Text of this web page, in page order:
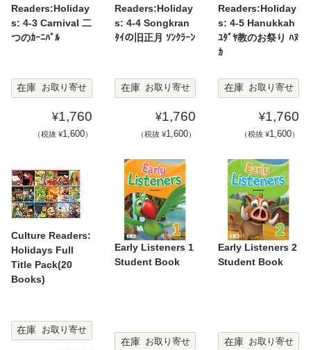
Readers:Holiday
s: 4-3 Carnival 二
つのｶｰﾆﾊﾞﾙ
在庫 お取り寄せ
¥1,760
（税抜 ¥1,600）
Readers:Holiday
s: 4-4 Songkran
ﾀｲの旧正月 ｿﾝｸﾗｰﾝ
在庫 お取り寄せ
¥1,760
（税抜 ¥1,600）
Readers:Holiday
s: 4-5 Hanukkah
ﾕﾀﾞﾔ教のお祭り ﾊﾇ
ｶ
在庫 お取り寄せ
¥1,760
（税抜 ¥1,600）
Culture Readers:
Holidays Full
Title Pack(20
Books)
在庫 お取り寄せ
Early Listeners 1
Student Book
在庫 お取り寄せ
Early Listeners 2
Student Book
在庫 お取り寄せ